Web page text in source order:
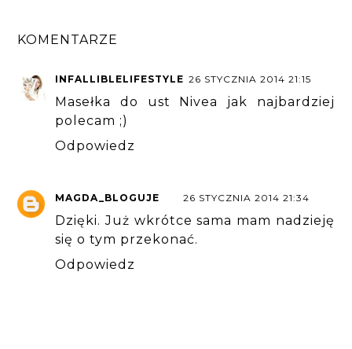
KOMENTARZE
INFALLIBLELIFESTYLE 26 STYCZNIA 2014 21:15
Masełka do ust Nivea jak najbardziej
polecam ;)
Odpowiedz
MAGDA_BLOGUJE 26 STYCZNIA 2014 21:34
Dzięki. Już wkrótce sama mam nadzieję
się o tym przekonać.
Odpowiedz